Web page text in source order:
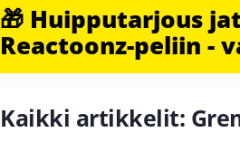
🎁 Huipputarjous
Reactoonz-peliin -
Kaikki artikkelit: